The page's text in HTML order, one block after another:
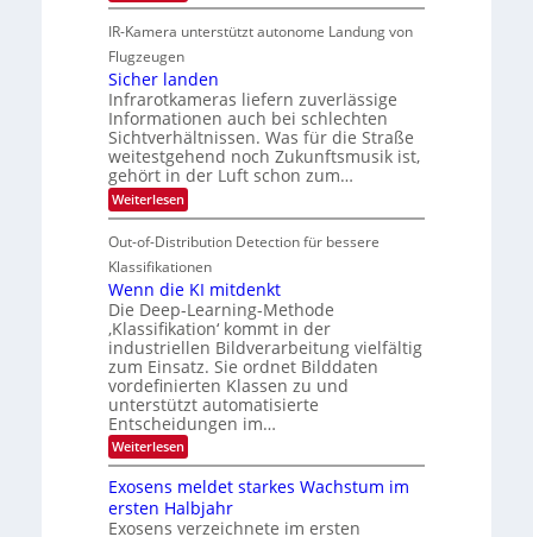
k
M
e
m
s
u
n
d
M
a
n
t
i
S
p
e
c
t
r
a
g
l
i
c
h
k
e
i
t
e
n
d
e
r
i
n
V
I
S
I
O
N
T
e
c
h
T
a
l
k
s
G
u
i
d
e
d
T
o
u
r
e
u
f
d
e
r
V
I
S
I
O
N
IR-Kamera unterstützt autonome Landung von
Flugzeugen
Sicher landen
Infrarotkameras liefern zuverlässige
Informationen auch bei schlechten
Sichtverhältnissen. Was für die Straße
weitestgehend noch Zukunftsmusik ist,
gehört in der Luft schon zum…
Weiterlesen:
S
c
h
e
l
a
n
d
e
n
Out-of-Distribution Detection für bessere
Klassifikationen
Wenn die KI mitdenkt
Die Deep-Learning-Methode
‚Klassifikation‘ kommt in der
industriellen Bildverarbeitung vielfältig
zum Einsatz. Sie ordnet Bilddaten
vordefinierten Klassen zu und
unterstützt automatisierte
Entscheidungen im…
Weiterlesen:
W
n
n
d
Exosens meldet starkes Wachstum im
ersten Halbjahr
Exosens verzeichnete im ersten